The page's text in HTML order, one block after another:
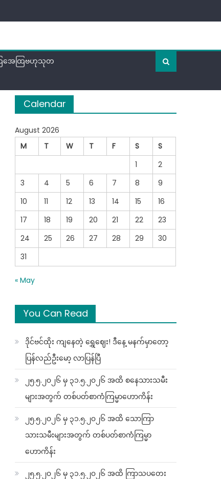
အေထြဗဟုသုတ
Calendar
August 2026
M
T W T F S
S
1
2
3
4 5 6 7 8
9
10
11 12 13 14 15
16
17
18 19 20 21 22
23
24
25 26 27 28 29
30
31
« May
You Can Read
ဒိုင်ဗင်ထိုး ကျနေတဲ့ ရွှေဈေး! ဒီနေ့ မနက်မှာတော့
ပြန်လည်ဦးမော့ လာပြန်ပြီ
၂၅.၅.၂၀၂၆ မှ ၃၁.၅.၂၀၂၆ အထိ စနေသားသမီး
များအတွက် တစ်ပတ်စာကံကြမ္မာဟောကိန်း
၂၅.၅.၂၀၂၆ မှ ၃၁.၅.၂၀၂၆ အထိ သောကြာ
သားသမီးများအတွက် တစ်ပတ်စာကံကြမ္မာ
ဟောကိန်း
၂၅.၅.၂၀၂၆ မှ ၃၁.၅.၂၀၂၆ အထိ ကြာသပတေး